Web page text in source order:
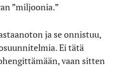
”miljoonia.”
ja se onnistuu,
Ei tätä
vaan sitten